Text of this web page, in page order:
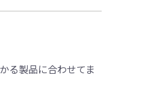
る製品に合わせてま